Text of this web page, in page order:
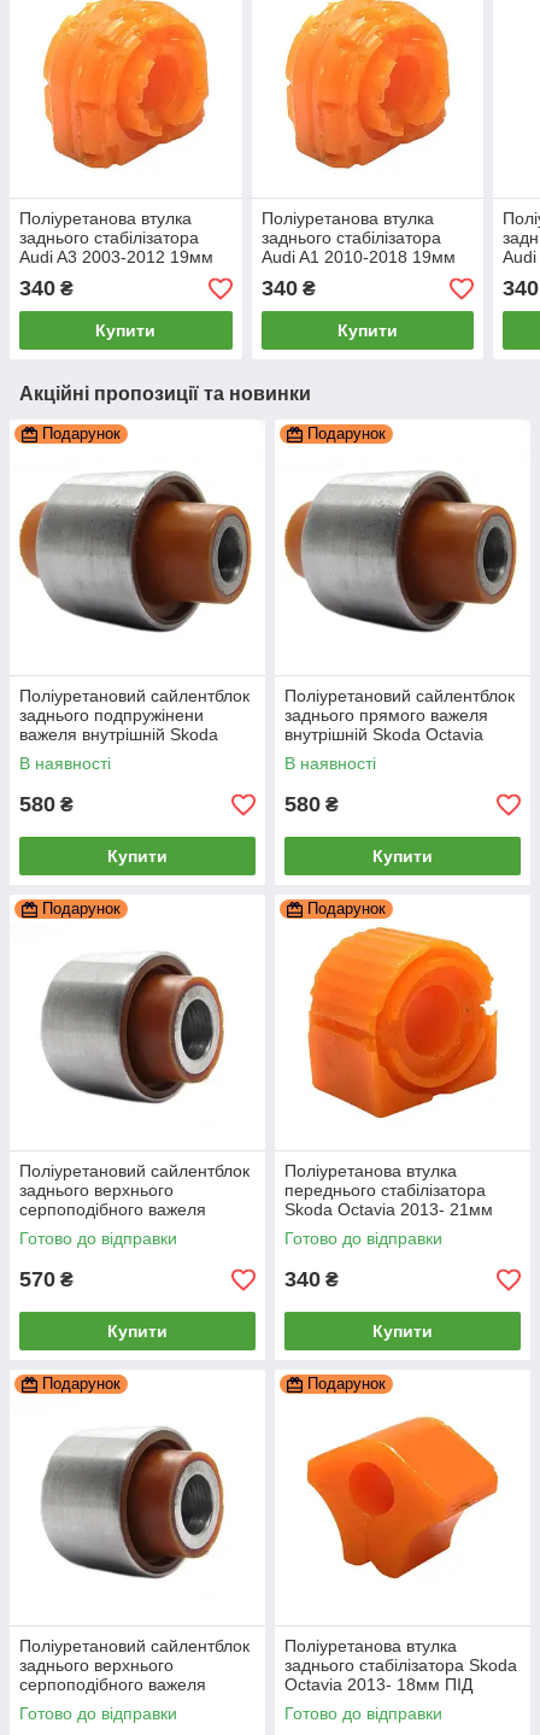
Поліуретанова втулка
заднього стабілізатора
Audi A3 2003-2012 19мм
0333P
340 ₴
Купити
Поліуретанова втулка
заднього стабілізатора
Audi A1 2010-2018 19мм
0333P
340₴
Купити
340
Акційні пропозиції та новинки
Подарунок
Поліуретановий сайлентблок
заднього подпружінени
важеля внутрішній Skoda
Octavia 2013-, PP-0164
В наявності
580 ₴
Купити
Подарунок
Поліуретановий сайлентблок
заднього прямого важеля
внутрішній Skoda Octavia
2013-, PP-0164
В наявності
580 ₴
Купити
Подарунок
Поліуретановий сайлентблок
заднього верхнього
серпоподібного важеля
внутрішній Skoda Octavia
2013-, PP-0165
Готово до відправки
570 ₴
Купити
Подарунок
Поліуретанова втулка
переднього стабілізатора
Skoda Octavia 2013- 21мм
ПІД вироблення, PP-0143P
Готово до відправки
340 ₴
Купити
Подарунок
Поліуретановий сайлентблок
заднього верхнього
серпоподібного важеля
зовнішній Skoda Octavia
2013-, PP-0165
Готово до відправки
Подарунок
Поліуретанова втулка
заднього стабілізатора Skoda
Octavia 2013- 18мм ПІД
вироблення, PP-0269P
Готово до відправки